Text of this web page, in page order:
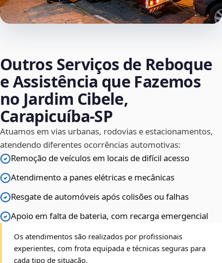
Outros Serviços de Reboque
e Assistência que Fazemos
no Jardim Cibele,
Carapicuíba‑SP
Atuamos em vias urbanas, rodovias e estacionamentos,
atendendo diferentes ocorrências automotivas:
Remoção de veículos em locais de difícil acesso
Atendimento a panes elétricas e mecânicas
Resgate de automóveis após colisões ou falhas
Apoio em falta de bateria, com recarga emergencial
Os atendimentos são realizados por profissionais
experientes, com frota equipada e técnicas seguras para
cada tipo de situação.